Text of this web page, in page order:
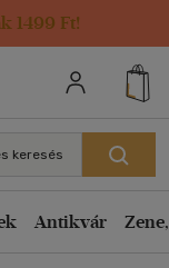
1499 Ft!
keresés
Antikvár